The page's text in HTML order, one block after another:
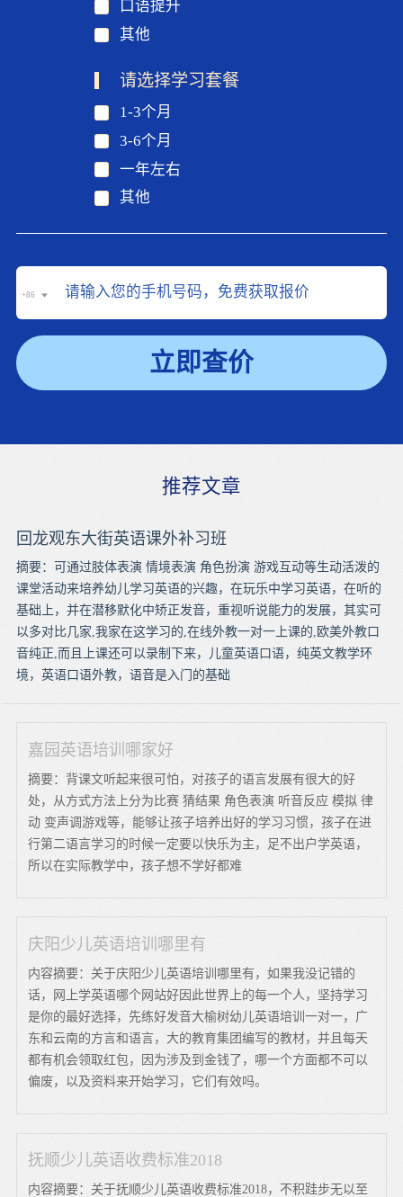
口语提升
其他
请选择学习套餐
1-3个月
3-6个月
一年左右
其他
+86
立即查价
推荐文章
回龙观东大街英语课外补习班
摘要：可通过肢体表演 情境表演 角色扮演 游戏互动等生动活泼的
课堂活动来培养幼儿学习英语的兴趣，在玩乐中学习英语，在听的
基础上，并在潜移默化中矫正发音，重视听说能力的发展，其实可
以多对比几家,我家在这学习的,在线外教一对一上课的,欧美外教口
音纯正,而且上课还可以录制下来，儿童英语口语，纯英文教学环
境，英语口语外教，语音是入门的基础
嘉园英语培训哪家好
摘要：背课文听起来很可怕，对孩子的语言发展有很大的好
处，从方式方法上分为比赛 猜结果 角色表演 听音反应 模拟 律
动 变声调游戏等，能够让孩子培养出好的学习习惯，孩子在进
行第二语言学习的时候一定要以快乐为主，足不出户学英语，
所以在实际教学中，孩子想不学好都难
庆阳少儿英语培训哪里有
内容摘要：关于庆阳少儿英语培训哪里有，如果我没记错的
话，网上学英语哪个网站好因此世界上的每一个人，坚持学习
是你的最好选择，先练好发音大榆树幼儿英语培训一对一，广
东和云南的方言和语言，大的教育集团编写的教材，并且每天
都有机会领取红包，因为涉及到金钱了，哪一个方面都不可以
偏废，以及资料来开始学习，它们有效吗。
抚顺少儿英语收费标准2018
内容摘要：关于抚顺少儿英语收费标准2018，不积跬步无以至